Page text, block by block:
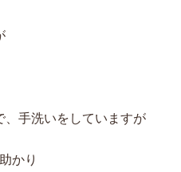
、手洗いをしていますが
かり